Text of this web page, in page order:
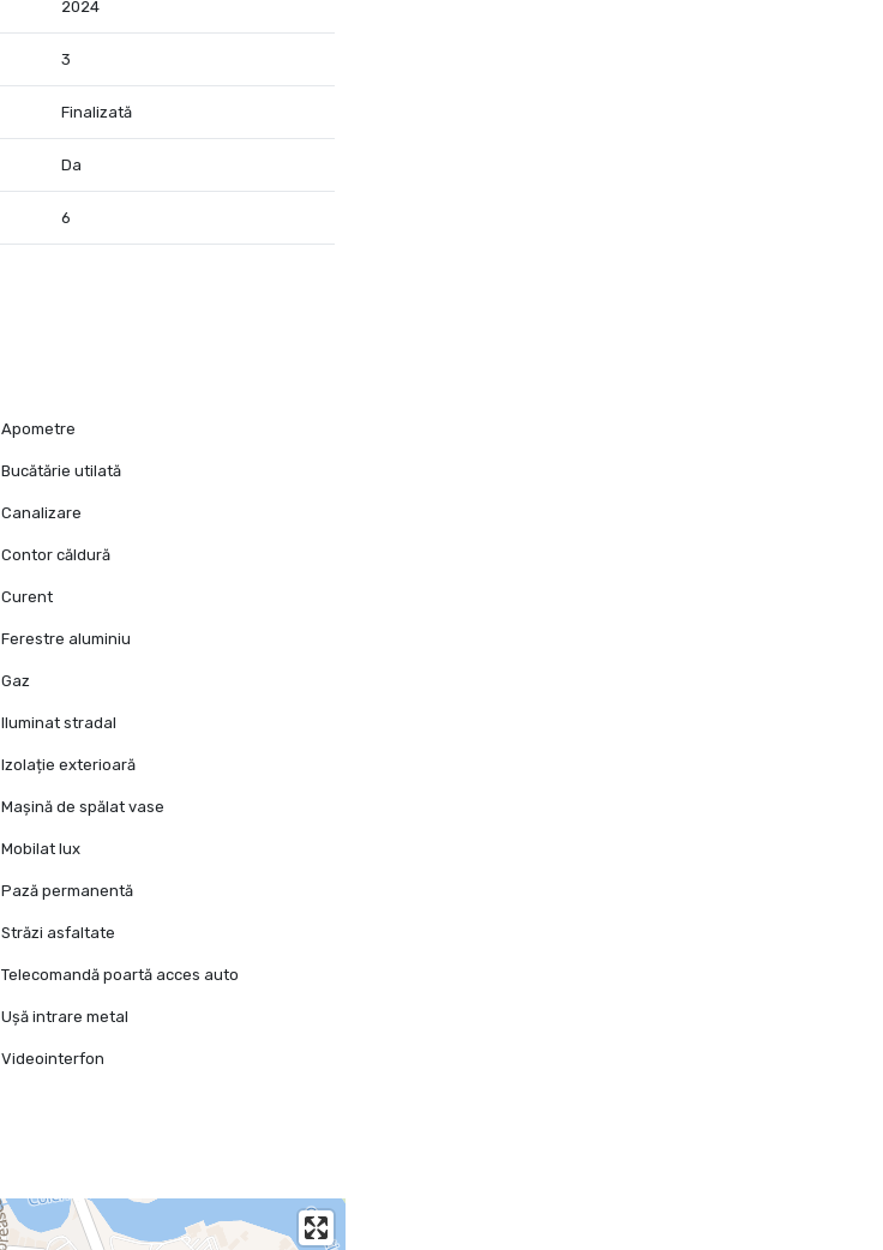
2024
3
Finalizată
Da
6
Apometre
Bucătărie utilată
Canalizare
Contor căldură
Curent
Ferestre aluminiu
Gaz
Iluminat stradal
Izolație exterioară
Mașină de spălat vase
Mobilat lux
Pază permanentă
Străzi asfaltate
Telecomandă poartă acces auto
Ușă intrare metal
Videointerfon